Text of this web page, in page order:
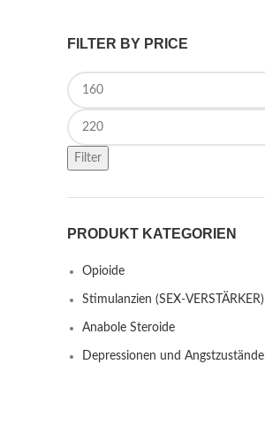
FILTER BY PRICE
Min price
Max price
Filter
PRODUKT KATEGORIEN
Opioide
Stimulanzien (SEX-VERSTÄRKER)
Anabole Steroide
Depressionen und Angstzustände